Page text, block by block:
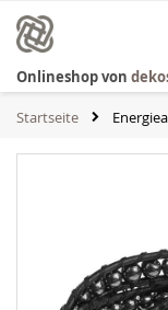
Inhalt
springen
Onlineshop von
Startseite